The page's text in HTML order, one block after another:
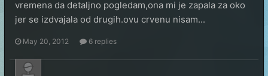
vremena da detaljno pogledam,ona mi je zapala za oko
jer se izdvajala od drugih.ovu crvenu nisam...
May 20, 2012 6 replies